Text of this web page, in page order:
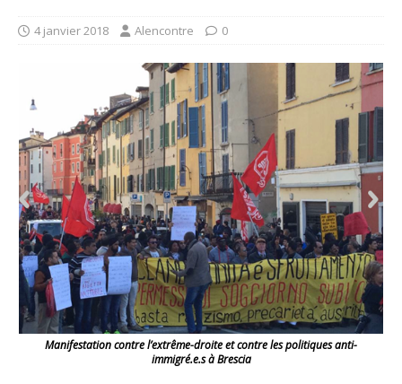
4 janvier 2018 Alencontre 0
Manifestation contre l’extrême-droite et contre les politiques anti-
immigré.e.s à Brescia